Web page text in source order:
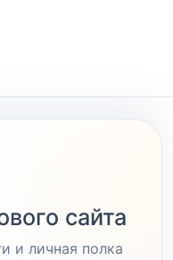
сайта
и личная полка